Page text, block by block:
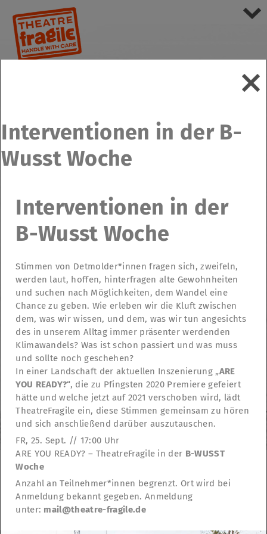
Interventionen in der B-
Wusst Woche
Interventionen in der
B-Wusst Woche
Stimmen von Detmolder*innen fragen sich, zweifeln,
werden laut, hoffen, hinterfragen alte Gewohnheiten
und suchen nach Möglichkeiten, dem Wandel eine
Chance zu geben. Wie erleben wir die Kluft zwischen
dem, was wir wissen, und dem, was wir tun angesichts
des in unserem Alltag immer präsenter werdenden
Klimawandels? Was ist schon passiert und was muss
und sollte noch geschehen?
In einer Landschaft der aktuellen Inszenierung „ARE
YOU READY?“, die zu Pfingsten 2020 Premiere gefeiert
hätte und welche jetzt auf 2021 verschoben wird, lädt
TheatreFragile ein, diese Stimmen gemeinsam zu hören
und sich anschließend darüber auszutauschen.
FR, 25. Sept. // 17:00 Uhr
ARE YOU READY? – TheatreFragile in der B-WUSST
Woche
Anzahl an Teilnehmer*innen begrenzt. Ort wird bei
Anmeldung bekannt gegeben. Anmeldung
unter: mail@theatre-fragile.de
TheatreFragile
Newsletter . Donations . Subvention .
mentions légales . déclaration de confidentialité